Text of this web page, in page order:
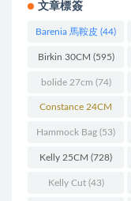
文章標簽
Barenia 馬鞍皮 (44)
Birkin 30CM (595)
bolide 27cm (74)
Constance 24CM
(216)
Hammock Bag (53)
Kelly 25CM (728)
Kelly Cut(43)